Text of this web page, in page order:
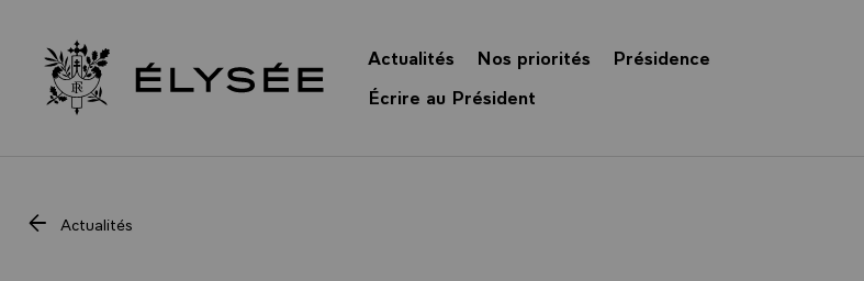
Retour à l’accueil Élysée
Actualités Nos priorités
Présidence
Écrire au Président
Actualités